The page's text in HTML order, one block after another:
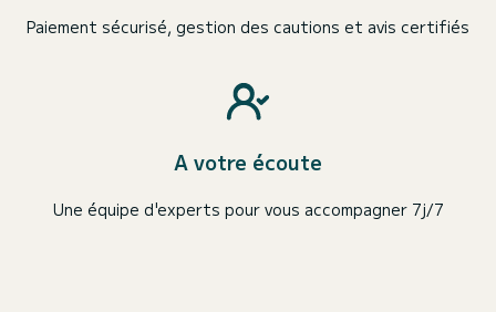
Paiement sécurisé, gestion des cautions et avis certifiés
A votre écoute
Une équipe d'experts pour vous accompagner 7j/7